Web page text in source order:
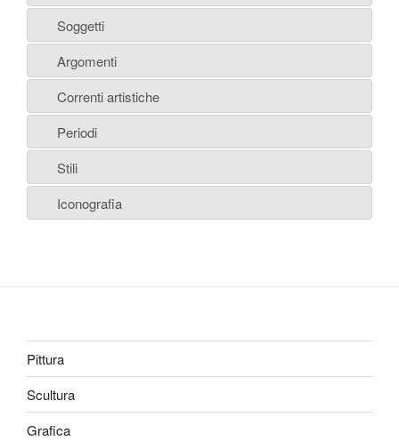
Soggetti
Argomenti
Correnti artistiche
Periodi
Stili
Iconografia
Pittura
Scultura
Grafica